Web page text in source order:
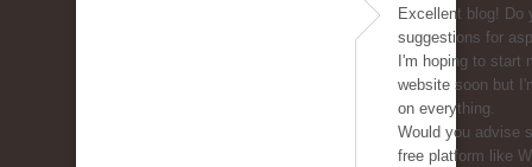
Excellent blog! Do
suggestions for
I'm hoping to start
website soon but
on everything.
Would you advise
free platform like